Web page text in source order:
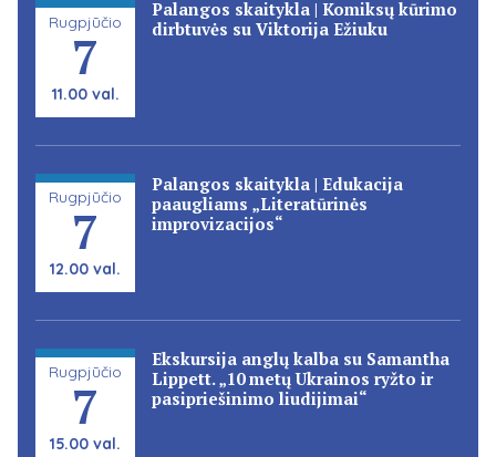
Rugpjūčio
7
11.00 val.
Palangos skaitykla | Komiksų kūrimo
dirbtuvės su Viktorija Ežiuku
Rugpjūčio
7
12.00 val.
Palangos skaitykla | Edukacija
paaugliams „Literatūrinės
improvizacijos“
Rugpjūčio
7
15.00 val.
Ekskursija anglų kalba su Samantha
Lippett. „10 metų Ukrainos ryžto ir
pasipriešinimo liudijimai“